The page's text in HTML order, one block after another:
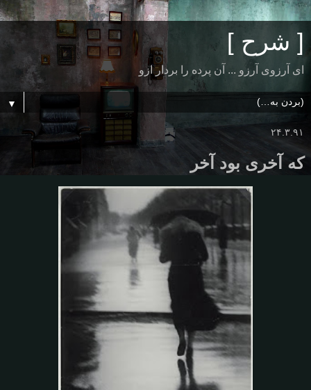
[ شرح ]
ای آرزوی آرزو ... آن پرده را بردار ازو
▼
۲۴.۳.۹۱
که آخری بود آخر